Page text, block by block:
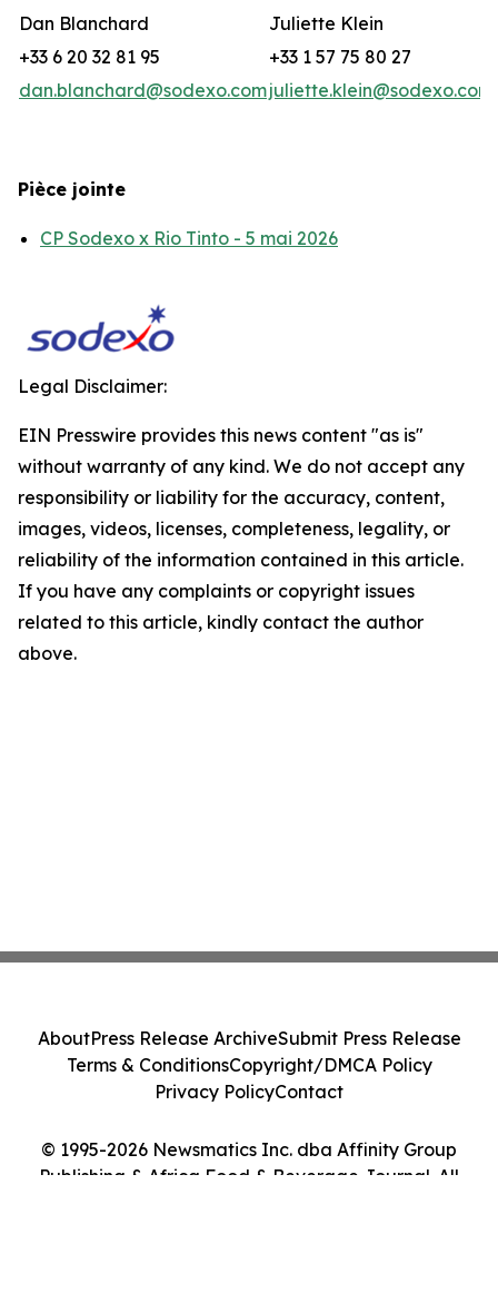
Dan Blanchard
Juliette Klein
+33 6 20 32 81 95
+33 1 57 75 80 27
dan.blanchard@sodexo.comjuliette.klein@sodexo.com
Pièce jointe
CP Sodexo x Rio Tinto - 5 mai 2026
Legal Disclaimer:
EIN Presswire provides this news content "as is"
without warranty of any kind. We do not accept any
responsibility or liability for the accuracy, content,
images, videos, licenses, completeness, legality, or
reliability of the information contained in this article.
If you have any complaints or copyright issues
related to this article, kindly contact the author
above.
© 1995-2026 Newsmatics Inc. dba Affinity Group
Publishing & Africa Food & Beverage Journal. All
AboutPress Release ArchiveSubmit Press Release
Terms & ConditionsCopyright/DMCA Policy
Privacy PolicyContact